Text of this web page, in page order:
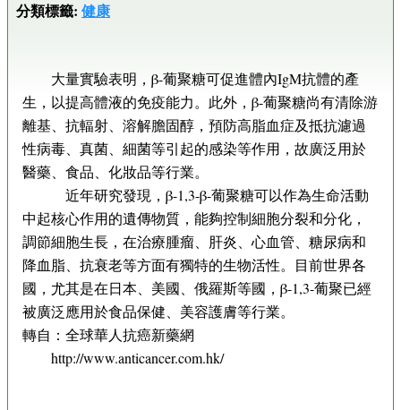
分類標籤: 健康
大量實驗表明，β-葡聚糖可促進體內IgM抗體的產
生，以提高體液的免疫能力。此外，β-葡聚糖尚有清除游
離基、抗輻射、溶解膽固醇，預防高脂血症及抵抗濾過
性病毒、真菌、細菌等引起的感染等作用，故廣泛用於
醫藥、食品、化妝品等行業。
近年研究發現，β-1,3-β-葡聚糖可以作為生命活動
中起核心作用的遺傳物質，能夠控制細胞分裂和分化，
調節細胞生長，在治療腫瘤、肝炎、心血管、糖尿病和
降血脂、抗衰老等方面有獨特的生物活性。目前世界各
國，尤其是在日本、美國、俄羅斯等國，β-1,3-葡聚已經
被廣泛應用於食品保健、美容護膚等行業。
轉自：全球華人抗癌新藥網
http://www.anticancer.com.hk/